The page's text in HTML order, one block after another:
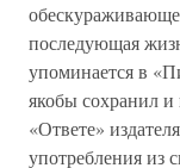
последующая
упоминается в
якобы сохранил
«Ответе»
употребления из